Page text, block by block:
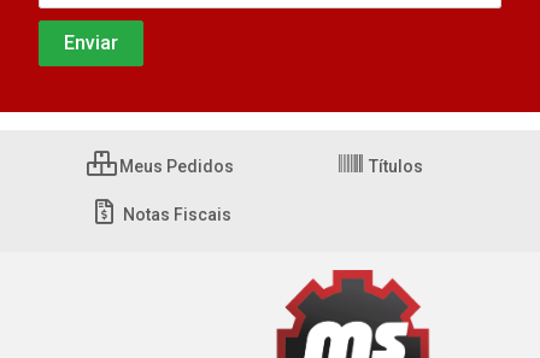
Meus Pedidos Títulos
Notas Fiscais